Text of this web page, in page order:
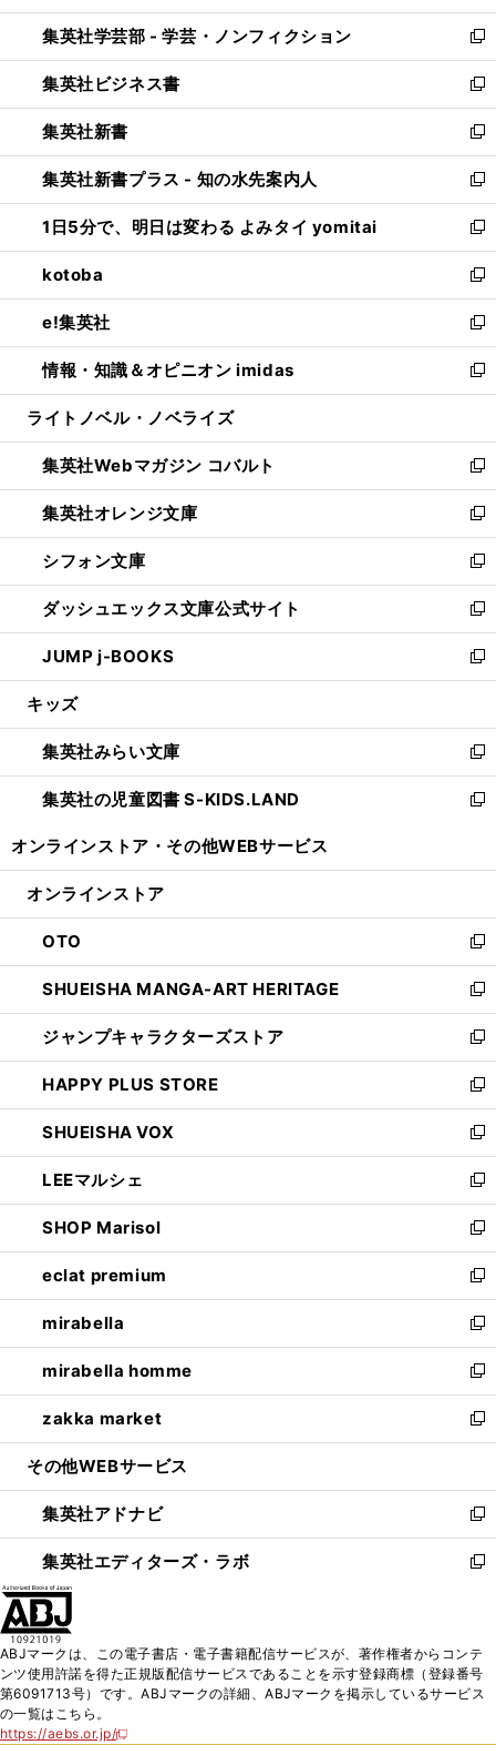
開
く
ウ
で
開
く
ン
ド
ウ
で
開
く
ウ
ィ
ン
ド
ウ
で
開
く
集英社学芸部 - 学芸・ノンフィクション
新
し
い
ウ
ィ
ン
ド
ウ
で
開
く
集英社ビジネス書
新
し
い
ウ
ィ
ン
ド
ウ
で
開
く
集英社新書
新
し
い
ウ
ィ
ン
ド
ウ
で
開
く
集英社新書プラス - 知の水先案内人
新
し
い
ウ
ィ
ン
ド
ウ
で
開
1日5分で、明日は変わる よみタイ yomitai
新
し
い
ウ
ィ
ン
ド
ウ
開
く
kotoba
新
し
い
ウ
ィ
ン
ウ
で
開
く
e!集英社
新
し
い
ウ
ン
ド
ウ
で
開
く
情報・知識＆オピニオン imidas
新
し
ウ
ィ
ン
ド
ウ
で
開
く
ライトノベル・ノベライズ
集英社Webマガジン コバルト
新
し
い
ウ
ィ
ン
ド
ウ
で
開
集英社オレンジ文庫
新
し
い
ウ
ィ
ン
ド
ウ
開
く
シフォン文庫
新
し
い
ウ
ィ
ン
ウ
で
開
く
ダッシュエックス文庫公式サイト
新
し
い
ウ
ン
ド
ウ
で
JUMP j-BOOKS
新
し
ウ
ィ
ン
ド
開
キッズ
集英社みらい文庫
新
し
い
ン
ウ
で
開
く
集英社の児童図書 S-KIDS.LAND
新
ウ
ン
ド
ウ
で
開
く
オンラインストア・ その他WEBサービス
オンラインストア
OTO
新
し
い
ウ
ィ
ン
ド
ウ
で
開
く
SHUEISHA MANGA-ART HERITAGE
新
し
い
ウ
ィ
ン
ド
ウ
で
開
く
ジャンプキャラクターズストア
新
し
い
ウ
ィ
ン
ド
ウ
で
開
く
HAPPY PLUS STORE
新
し
い
ウ
ィ
ン
ド
ウ
で
開
く
SHUEISHA VOX
新
し
い
ウ
ィ
ン
ド
ウ
で
開
く
LEEマルシェ
新
し
い
ウ
ィ
ン
ド
ウ
で
開
く
SHOP Marisol
新
し
い
ウ
ィ
ン
ド
ウ
で
開
eclat premium
新
し
い
ウ
ィ
ン
ド
ウ
開
く
mirabella
新
し
い
ウ
ィ
ン
ウ
で
開
く
mirabella homme
新
し
い
ウ
ン
ド
ウ
で
zakka market
新
し
ウ
ィ
ン
ド
く
その他WEBサービス
集英社アドナビ
新
し
い
ド
ウ
で
集英社エディターズ・ラボ
新
ィ
ン
ド
ABJマークは、この電子書店・電子書籍配信サービスが、著作権者からコンテ
ンツ使用許諾を得た正規版配信サービスであることを示す登録商標（登録番号
第6091713号）です。ABJマークの詳細、ABJマークを掲示しているサービス
の一覧はこちら。
https://aebs.or.jp/
新